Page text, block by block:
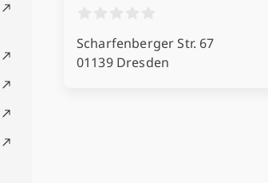
Scharfenberger Str. 67
01139 Dresden